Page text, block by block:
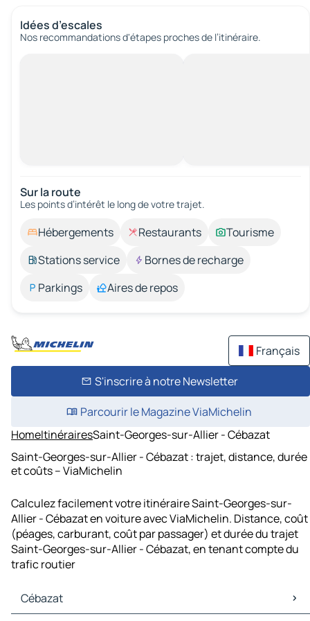
Idées d’escales
Nos recommandations d'étapes proches de l’itinéraire.
Sur la route
Les points d’intérêt le long de votre trajet.
Hébergements Restaurants
Tourisme
Stations service
Bornes de recharge
Parkings
Aires de repos
Français
S'inscrire à notre Newsletter
Parcourir le Magazine ViaMichelin
HomeItinérairesSaint-Georges-sur-Allier - Cébazat
Saint-Georges-sur-Allier - Cébazat : trajet, distance, durée
et coûts – ViaMichelin
Calculez facilement votre itinéraire Saint-Georges-sur-
Allier - Cébazat en voiture avec ViaMichelin. Distance, coût
(péages, carburant, coût par passager) et durée du trajet
Saint-Georges-sur-Allier - Cébazat, en tenant compte du
trafic routier
Cébazat